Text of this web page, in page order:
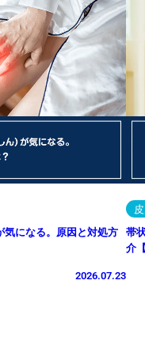
になる。原因と対処方
2026.07.23
帯
介